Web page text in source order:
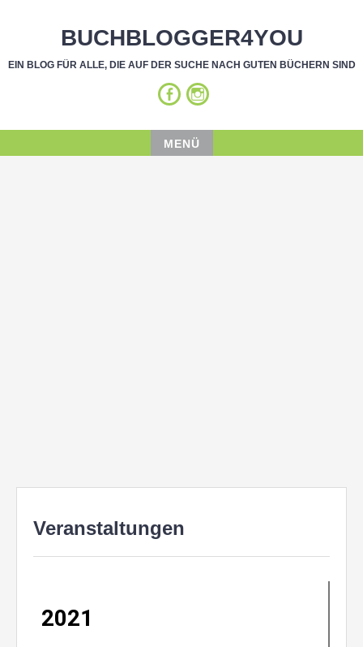
BUCHBLOGGER4YOU
EIN BLOG FÜR ALLE, DIE AUF DER SUCHE NACH GUTEN BÜCHERN SIND
MENÜ
Veranstaltungen
2021